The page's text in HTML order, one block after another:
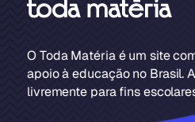
O Toda Matéria é um site
apoio à educação no Brasil.
livremente para fins